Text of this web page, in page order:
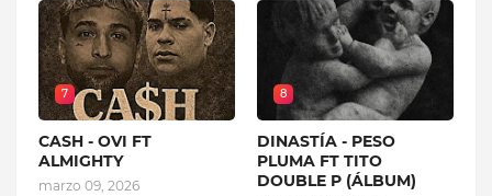
7
CASH - OVI FT
ALMIGHTY
marzo 09, 2026
8
DINASTÍA - PESO
PLUMA FT TITO
DOUBLE P (ÁLBUM)